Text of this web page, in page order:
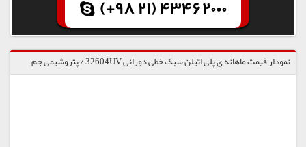
(+98 21) 43462000
نمودار قیمت ماهانه ی پلی اتیلن سبک خطی دورانی 32604UV / پتروشیمی جم